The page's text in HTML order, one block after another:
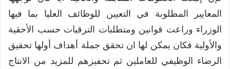
المعايير المطلوبة في التعيين للوظائف العليا بما فيها
الوزراء وراعت قوانين ومتطلبات الترقيات حسب الأحقية
والأولية فكان يمكن لها ان تحقق جملة أهداف أولها تحقيق
الرضاء الوظيفي للعاملين ثم تحفيزهم للمزيد من الانتاج